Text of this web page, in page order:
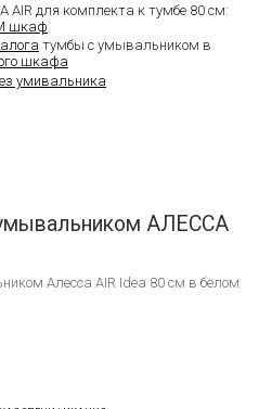
для комплекта к тумбе 80 см:
шкаф
тумбы с умывальником в
шкафа
умивальника
АЛЕССА
Алесса AIR Idea 80 см в белом